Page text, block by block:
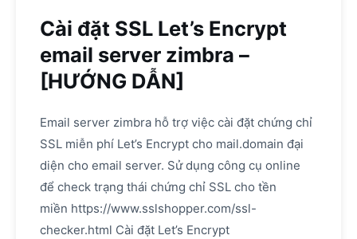
Cài đặt SSL Let’s Encrypt
email server zimbra –
[HƯỚNG DẪN]
Email server zimbra hỗ trợ việc cài đặt chứng chỉ
SSL miễn phí Let’s Encrypt cho mail.domain đại
diện cho email server. Sử dụng công cụ online
để check trạng thái chứng chỉ SSL cho tền
miền https://www.sslshopper.com/ssl-
checker.html Cài đặt Let’s Encrypt